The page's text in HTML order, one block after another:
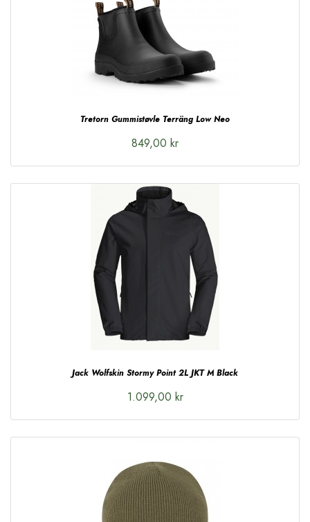
Tretorn Gummistøvle Terräng Low Neo
849,00 kr
Jack Wolfskin Stormy Point 2L JKT M Black
1.099,00 kr